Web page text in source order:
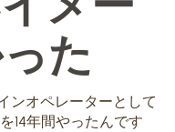
た
ンオペレーターとして
14年間やったんです